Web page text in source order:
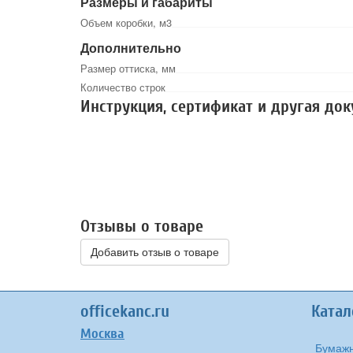
Объем коробки, м3
Дополнительно
Размер оттиска, мм
Количество строк
Инструкция, сертификат и другая
Отзывы о товаре
Добавить отзыв о товаре
officekanc.ru
Москва